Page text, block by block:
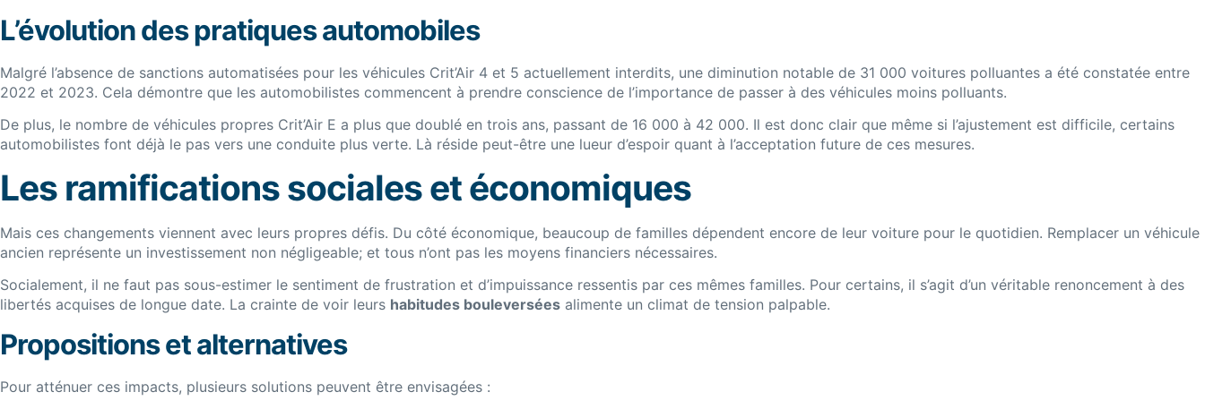
L’évolution des pratiques automobiles
Malgré l’absence de sanctions automatisées pour les véhicules Crit’Air 4 et 5 actuellement interdits, une diminution notable de 31 000 voitures polluantes a été constatée entre
2022 et 2023. Cela démontre que les automobilistes commencent à prendre conscience de l’importance de passer à des véhicules moins polluants.
De plus, le nombre de véhicules propres Crit’Air E a plus que doublé en trois ans, passant de 16 000 à 42 000. Il est donc clair que même si l’ajustement est difficile, certains
automobilistes font déjà le pas vers une conduite plus verte. Là réside peut-être une lueur d’espoir quant à l’acceptation future de ces mesures.
Les ramifications sociales et économiques
Mais ces changements viennent avec leurs propres défis. Du côté économique, beaucoup de familles dépendent encore de leur voiture pour le quotidien. Remplacer un véhicule
ancien représente un investissement non négligeable; et tous n’ont pas les moyens financiers nécessaires.
Socialement, il ne faut pas sous-estimer le sentiment de frustration et d’impuissance ressentis par ces mêmes familles. Pour certains, il s’agit d’un véritable renoncement à des
libertés acquises de longue date. La crainte de voir leurs habitudes bouleversées alimente un climat de tension palpable.
Propositions et alternatives
Pour atténuer ces impacts, plusieurs solutions peuvent être envisagées :